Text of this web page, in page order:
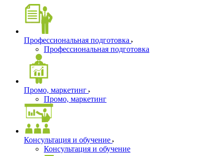
Профессиональная подготовка
Профессиональная подготовка
Промо, маркетинг
Промо, маркетинг
Консультация и обучение
Консультация и обучение